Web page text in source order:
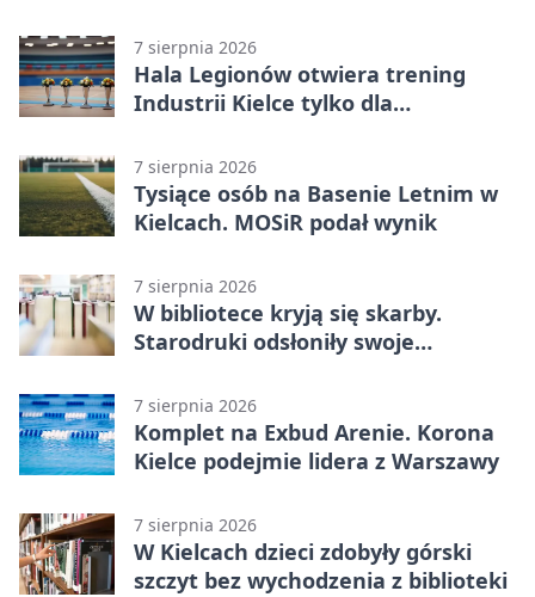
7 sierpnia 2026
Hala Legionów otwiera trening
Industrii Kielce tylko dla
7 sierpnia 2026
Tysiące osób na Basenie Letnim w
Kielcach. MOSiR podał wynik
7 sierpnia 2026
W bibliotece kryją się skarby.
Starodruki odsłoniły swoje
7 sierpnia 2026
Komplet na Exbud Arenie. Korona
Kielce podejmie lidera z Warszawy
7 sierpnia 2026
W Kielcach dzieci zdobyły górski
szczyt bez wychodzenia z biblioteki